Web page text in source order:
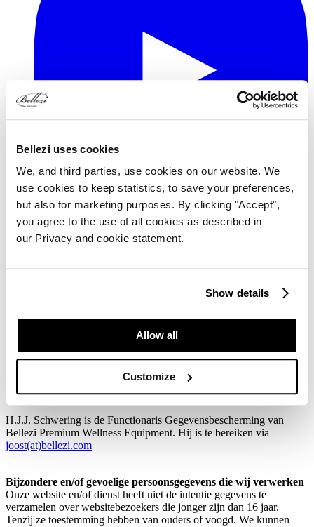
Bellezi uses cookies
We, and third parties, use cookies on our website. We
use cookies to keep statistics, to save your preferences,
but also for marketing purposes. By clicking "Accept",
you agree to the use of all cookies as described in
our Privacy and cookie statement.
Show details
Allow all
Customize
Privacyverklaring
Bellezi Premium Wellness Equipment Bellezi Premium Equipment,
is verantwoordelijk voor de verwerking van persoonsgegevens zoals
www.bellezi.nl
Tel. +31743766351
H.J.J. Schwering is de Functionaris Gegevensbescherming van
Bellezi Premium Wellness Equipment. Hij is te bereiken via
joost(at)bellezi.com
Bijzondere en/of gevoelige persoonsgegevens die wij verwerken
Onze website en/of dienst heeft niet de intentie gegevens te
verzamelen over websitebezoekers die jonger zijn dan 16 jaar.
Tenzij ze toestemming hebben van ouders of voogd. We kunnen